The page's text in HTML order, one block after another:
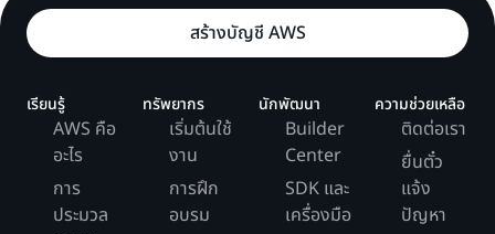
สร้างบัญชี AWS
เรียนรู้
AWS คือ
อะไร
การ
ประมวล
ทรัพยากร
เริ่มต้นใช้
งาน
การฝึก
อบรม
นักพัฒนา
Builder
Center
SDK และ
เครื่องมือ
ความช่วยเหลือ
ติดต่อเรา
ยื่นตั๋ว
แจ้ง
ปัญหา